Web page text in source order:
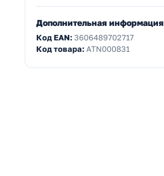
Дополнительная информация
Код EAN:3606489702717
Код товара:ATN000831